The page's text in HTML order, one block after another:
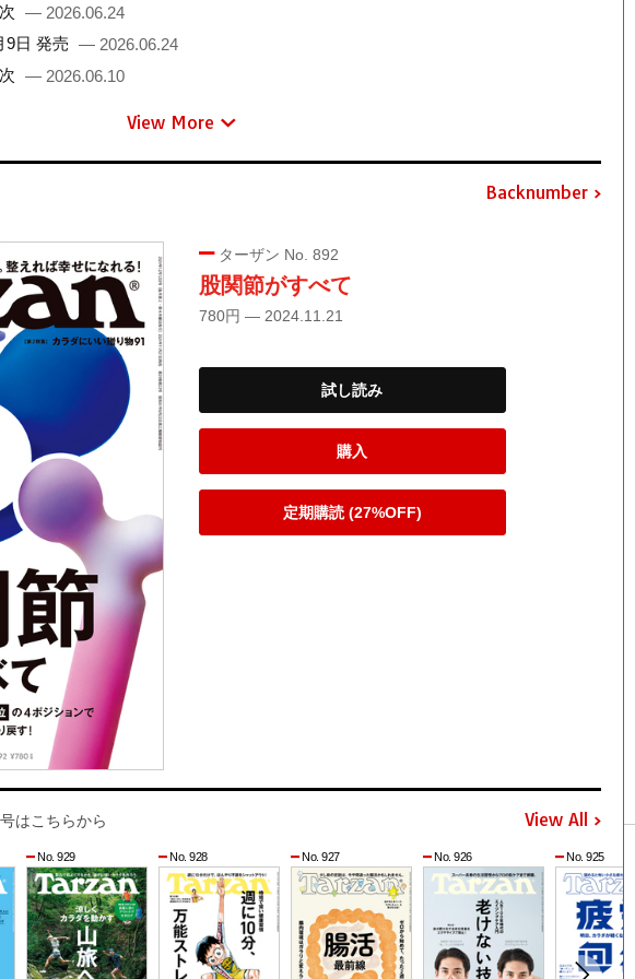
— 2026.06.24
9日 発売 — 2026.06.24
— 2026.06.10
View More
Backnumber
ターザン No. 892
股関節がすべて
780円 — 2024.11.21
試し読み
購入
定期購読 (27%OFF)
はこちらから View All
No. 929 No. 928 No. 927 No. 926 No. 925